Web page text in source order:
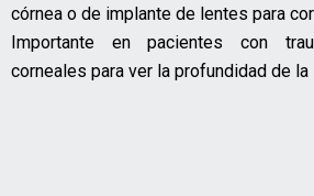
córnea o de implante de lentes para
Importante en pacientes con
corneales para ver la profundidad de la